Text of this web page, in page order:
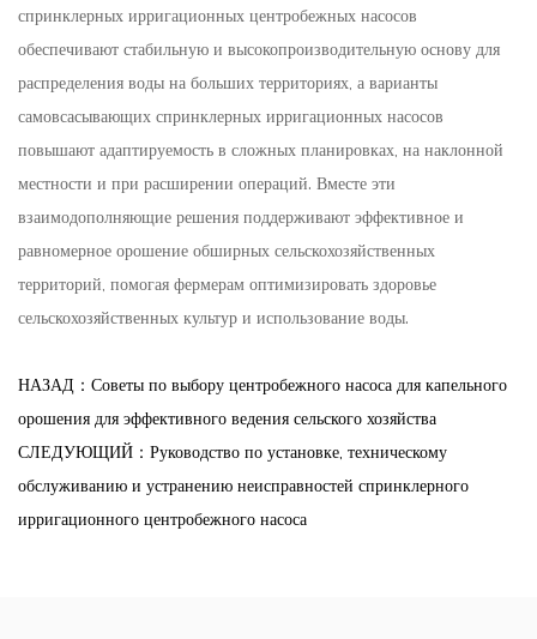
спринклерных ирригационных центробежных насосов
обеспечивают стабильную и высокопроизводительную основу для
распределения воды на больших территориях, а варианты
самовсасывающих спринклерных ирригационных насосов
повышают адаптируемость в сложных планировках, на наклонной
местности и при расширении операций. Вместе эти
взаимодополняющие решения поддерживают эффективное и
равномерное орошение обширных сельскохозяйственных
территорий, помогая фермерам оптимизировать здоровье
сельскохозяйственных культур и использование воды.
НАЗАД：Советы по выбору центробежного насоса для капельного
орошения для эффективного ведения сельского хозяйства
СЛЕДУЮЩИЙ：Руководство по установке, техническому
обслуживанию и устранению неисправностей спринклерного
ирригационного центробежного насоса